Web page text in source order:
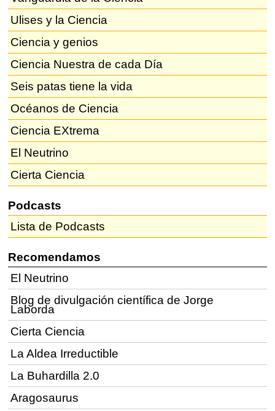
Ulises y la Ciencia
Ciencia y genios
Ciencia Nuestra de cada Día
Seis patas tiene la vida
Océanos de Ciencia
Ciencia EXtrema
El Neutrino
Cierta Ciencia
Podcasts
Lista de Podcasts
Recomendamos
El Neutrino
Blog de divulgación científica de Jorge
Laborda
Cierta Ciencia
La Aldea Irreductible
La Buhardilla 2.0
Aragosaurus